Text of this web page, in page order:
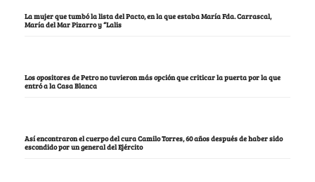
La mujer que tumbó la lista del Pacto, en la que estaba María Fda. Carrascal,
María del Mar Pizarro y “Lalis
Los opositores de Petro no tuvieron más opción que criticar la puerta por la que
entró a la Casa Blanca
Así encontraron el cuerpo del cura Camilo Torres, 60 años después de haber sido
escondido por un general del Ejército